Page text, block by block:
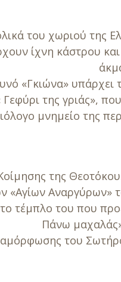
του χωριού της
ίχνη κάστρου
«Γκιώνα» υπάρχει
Γεφύρι της γριάς»,
μνημείο της
της
«Αγίων Αναργύρων»
τέμπλο του που
Πάνω
του